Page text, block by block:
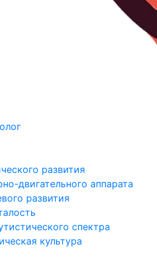
развития
двигательного аппарата
развития
спектра
культура